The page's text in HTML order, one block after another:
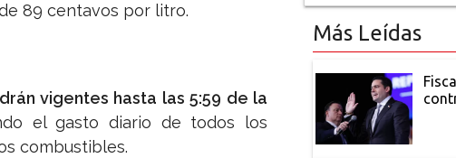
89 centavos por litro.
vigentes hasta las 5:59 de la
el gasto diario de todos los
combustibles.
Más Leídas